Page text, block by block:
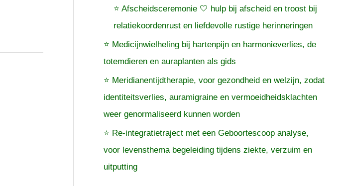
⭐ Afscheidsceremonie 🤍 hulp bij afscheid en troost bij
relatiekoordenrust en liefdevolle rustige herinneringen
⭐ Medicijnwielheling bij hartenpijn en harmonieverlies, de
totemdieren en auraplanten als gids
⭐ Meridianentijdtherapie, voor gezondheid en welzijn, zodat
identiteitsverlies, auramigraine en vermoeidheidsklachten
weer genormaliseerd kunnen worden
⭐ Re-integratietraject met een Geboortescoop analyse,
voor levensthema begeleiding tijdens ziekte, verzuim en
uitputting